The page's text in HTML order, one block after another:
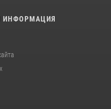
ИНФОРМАЦИЯ